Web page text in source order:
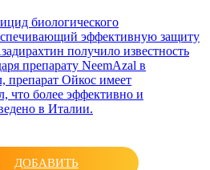
биологического
эффективную защиту
получило известность
препарату NeemAzal в
препарат Ойкос имеет
что более эффективно и
в Италии.
ДОБАВИТЬ